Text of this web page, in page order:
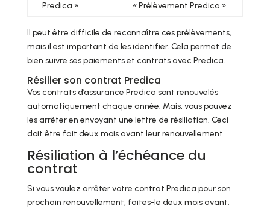
Predica »
« Prélèvement Predica »
Il peut être difficile de reconnaître ces prélèvements,
mais il est important de les identifier. Cela permet de
bien suivre ses paiements et contrats avec Predica.
Résilier son contrat Predica
Vos contrats d’assurance Predica sont renouvelés
automatiquement chaque année. Mais, vous pouvez
les arrêter en envoyant une lettre de résiliation. Ceci
doit être fait deux mois avant leur renouvellement.
Résiliation à l’échéance du
contrat
Si vous voulez arrêter votre contrat Predica pour son
prochain renouvellement, faites-le deux mois avant.